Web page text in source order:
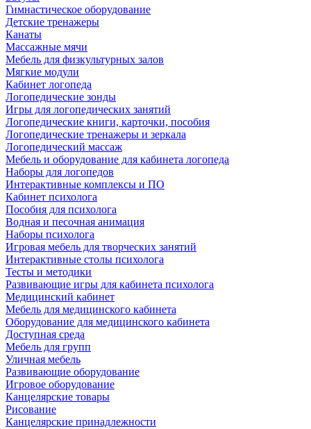
Гимнастическое оборудование
Детские тренажеры
Канаты
Массажные мячи
Мебель для физкультурных залов
Мягкие модули
Кабинет логопеда
Логопедические зонды
Игры для логопедических занятий
Логопедические книги, карточки, пособия
Логопедические тренажеры и зеркала
Логопедический массаж
Мебель и оборудование для кабинета логопеда
Наборы для логопедов
Интерактивные комплексы и ПО
Кабинет психолога
Пособия для психолога
Водная и песочная анимация
Наборы психолога
Игровая мебель для творческих занятий
Интерактивные столы психолога
Тесты и методики
Развивающие игры для кабинета психолога
Медицинский кабинет
Мебель для медицинского кабинета
Оборудование для медицинского кабинета
Доступная среда
Мебель для групп
Уличная мебель
Развивающие оборудование
Игровое оборудование
Канцелярские товары
Рисование
Канцелярские принадлежности